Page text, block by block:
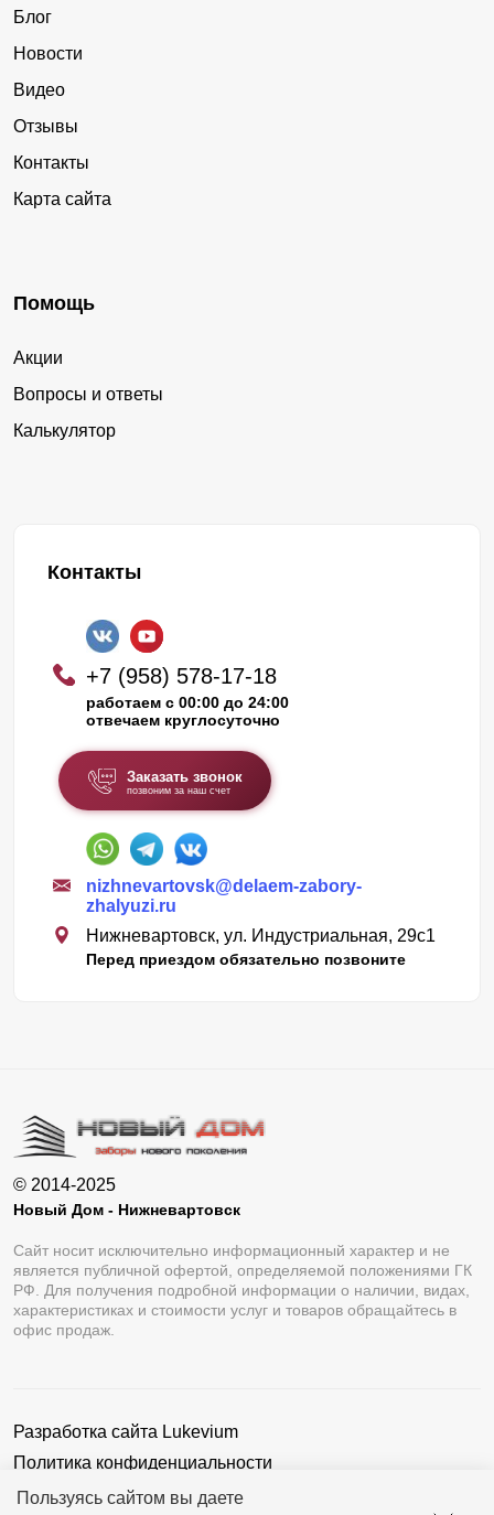
Пользуясь сайтом вы даете
Блог
Новости
Видео
Отзывы
Контакты
Карта сайта
Помощь
Акции
Вопросы и ответы
Калькулятор
Контакты
+7 (958) 578-17-18
работаем с 00:00 до 24:00
отвечаем круглосуточно
Заказать звонок
позвоним за наш счет
nizhnevartovsk@delaem-zabory-
zhalyuzi.ru
Нижневартовск, ул. Индустриальная, 29с1
Перед приездом обязательно позвоните
© 2014-2025
Новый Дом - Нижневартовск
Сайт носит исключительно информационный характер и не
является публичной офертой, определяемой положениями ГК
РФ. Для получения подробной информации о наличии, видах,
характеристиках и стоимости услуг и товаров обращайтесь в
офис продаж.
Разработка сайта Lukevium
Политика конфиденциальности
Пользовательское соглашение